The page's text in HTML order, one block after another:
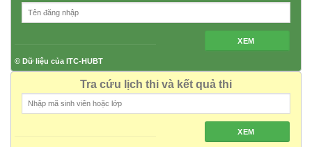
XEM
© Dữ liệu của ITC-HUBT
Tra cứu lịch thi và kết quả thi
XEM